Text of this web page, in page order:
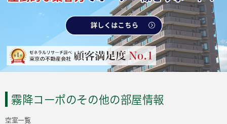
霧降コーポのその他の部屋情報
空室一覧